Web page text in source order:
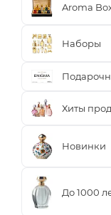
Aroma
Наборы
Хиты
Новинки
До 1000